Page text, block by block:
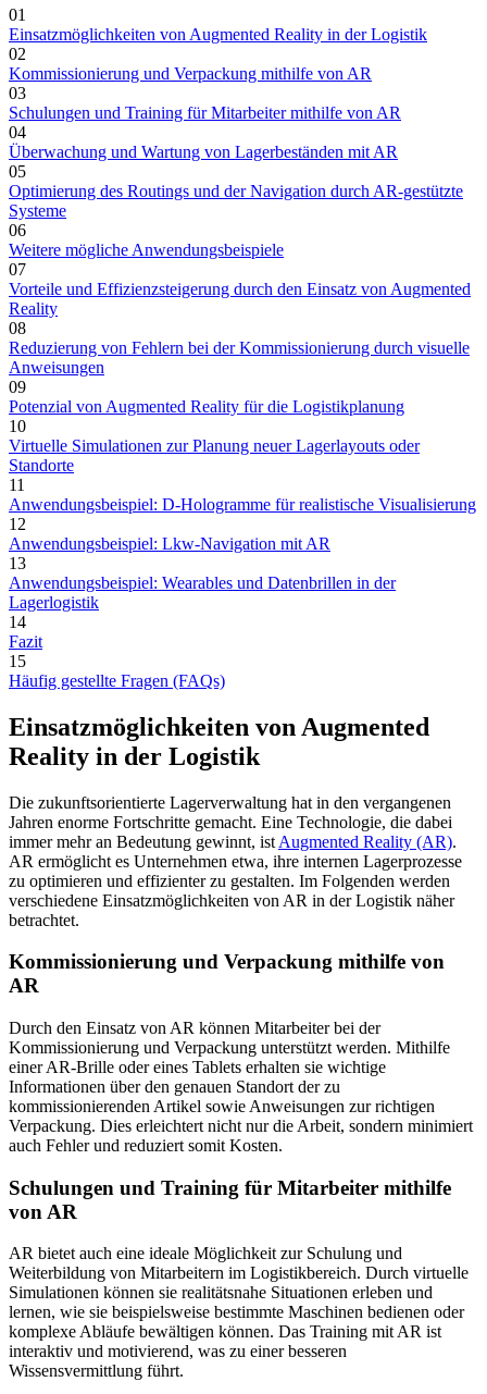
01
Einsatzmöglichkeiten von Augmented Reality in der Logistik
02
Kommissionierung und Verpackung mithilfe von AR
03
Schulungen und Training für Mitarbeiter mithilfe von AR
04
Überwachung und Wartung von Lagerbeständen mit AR
05
Optimierung des Routings und der Navigation durch AR-gestützte
Systeme
06
Weitere mögliche Anwendungsbeispiele
07
Vorteile und Effizienzsteigerung durch den Einsatz von Augmented
Reality
08
Reduzierung von Fehlern bei der Kommissionierung durch visuelle
Anweisungen
09
Potenzial von Augmented Reality für die Logistikplanung
10
Virtuelle Simulationen zur Planung neuer Lagerlayouts oder
Standorte
11
Anwendungsbeispiel: D-Hologramme für realistische Visualisierung
12
Anwendungsbeispiel: Lkw-Navigation mit AR
13
Anwendungsbeispiel: Wearables und Datenbrillen in der
Lagerlogistik
14
Fazit
15
Häufig gestellte Fragen (FAQs)
Einsatzmöglichkeiten von Augmented
Reality in der Logistik
Die zukunftsorientierte Lagerverwaltung hat in den vergangenen
Jahren enorme Fortschritte gemacht. Eine Technologie, die dabei
immer mehr an Bedeutung gewinnt, ist Augmented Reality (AR).
AR ermöglicht es Unternehmen etwa, ihre internen Lagerprozesse
zu optimieren und effizienter zu gestalten. Im Folgenden werden
verschiedene Einsatzmöglichkeiten von AR in der Logistik näher
betrachtet.
Kommissionierung und Verpackung mithilfe von
AR
Durch den Einsatz von AR können Mitarbeiter bei der
Kommissionierung und Verpackung unterstützt werden. Mithilfe
einer AR-Brille oder eines Tablets erhalten sie wichtige
Informationen über den genauen Standort der zu
kommissionierenden Artikel sowie Anweisungen zur richtigen
Verpackung. Dies erleichtert nicht nur die Arbeit, sondern minimiert
auch Fehler und reduziert somit Kosten.
Schulungen und Training für Mitarbeiter mithilfe
von AR
AR bietet auch eine ideale Möglichkeit zur Schulung und
Weiterbildung von Mitarbeitern im Logistikbereich. Durch virtuelle
Simulationen können sie realitätsnahe Situationen erleben und
lernen, wie sie beispielsweise bestimmte Maschinen bedienen oder
komplexe Abläufe bewältigen können. Das Training mit AR ist
interaktiv und motivierend, was zu einer besseren
Wissensvermittlung führt.